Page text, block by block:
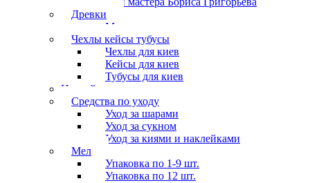
Древки
Мосты для киев
Чехлы кейсы тубусы
Чехлы для киев
Кейсы для киев
Тубусы для киев
Наклейки
Средства по уходу
Уход за шарами
Уход за сукном
Уход за киями и наклейками
Мел
Упаковка по 1-9 шт.
Упаковка по 12 шт.